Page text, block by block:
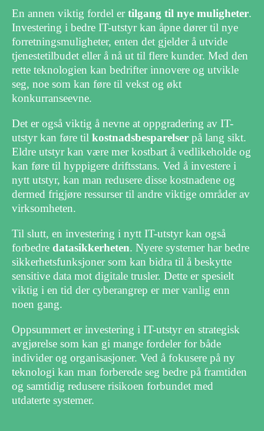
En annen viktig fordel ertilgang til nye muligheter.
Investering i bedre IT-utstyr kan åpne dører til nye
forretningsmuligheter, enten det gjelder å utvide
tjenestetilbudet eller å nå ut til flere kunder. Med den
rette teknologien kan bedrifter innovere og utvikle
seg, noe som kan føre til vekst og økt
konkurranseevne.
Det er også viktig å nevne at oppgradering av IT-
utstyr kan føre til kostnadsbesparelser på lang sikt.
Eldre utstyr kan være mer kostbart å vedlikeholde og
kan føre til hyppigere driftsstans. Ved å investere i
nytt utstyr, kan man redusere disse kostnadene og
dermed frigjøre ressurser til andre viktige områder av
virksomheten.
Til slutt, en investering i nytt IT-utstyr kan også
forbedre datasikkerheten. Nyere systemer har bedre
sikkerhetsfunksjoner som kan bidra til å beskytte
sensitive data mot digitale trusler. Dette er spesielt
viktig i en tid der cyberangrep er mer vanlig enn
noen gang.
Oppsummert er investering i IT-utstyr en strategisk
avgjørelse som kan gi mange fordeler for både
individer og organisasjoner. Ved å fokusere på ny
teknologi kan man forberede seg bedre på framtiden
og samtidig redusere risikoen forbundet med
utdaterte systemer.